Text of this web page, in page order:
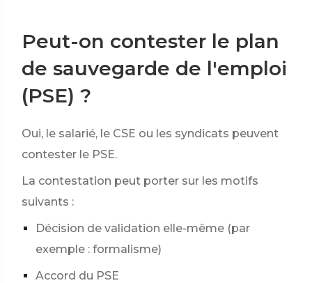
Peut-on contester le plan
de sauvegarde de l'emploi
(PSE) ?
Oui, le salarié, le CSE ou les syndicats peuvent
contester le PSE.
La contestation peut porter sur les motifs
suivants :
Décision de validation elle-même (par
exemple : formalisme)
Accord du PSE